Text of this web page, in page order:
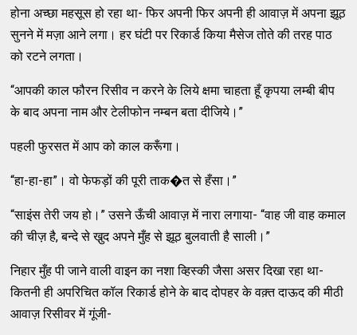
होना अच्‍छा महसूस हो रहा था- फिर अपनी फिर अपनी ही आवाज़ में अपना झूठ
सुनने में मज़ा आने लगा। हर घंटी पर रिकार्ड किया मैसेज तोते की तरह पाठ
को रटने लगता।
“आपकी काल फौरन रिसीव न करने के लिये क्षमा चाहता हूँ कृपया लम्‍बी बीप
के बाद अपना नाम और टेलीफोन नम्‍बन बता दीजिये।”
पहली फुरसत में आप को काल करूँगा।
“हा-हा-हा”। वो फेफड़ों की पूरी ताक�त से हँसा।”
“साइंस तेरी जय हो।” उसने ऊँची आवाज़ में नारा लगाया- “वाह जी वाह कमाल
की चीज़ है, बन्‍दे से खु़द अपने मुँह से झूठ बुलवाती है साली।”
निहार मुँह पी जाने वाली वाइन का नशा व्‍हिस्‍की जैसा असर दिखा रहा था-
कितनी ही अपरिचित कॉल रिकार्ड होने के बाद दोपहर के वक़्‍त दाऊद की मीठी
आवाज़ रिसीवर में गूंजी-